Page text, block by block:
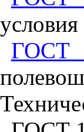
условия
ГОСТ